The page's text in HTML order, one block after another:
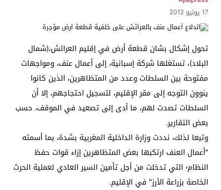
17 يونيو 2012
تحول إشكال بشان قطعة أرض في إقليم العرائش،(شمال
البلاد)، تستغلها شركة إسبانية، إلى أعمال عنف، ومواجهات
مفتوحة بين السلطات وعدد من المتظاهرين، الذين كانوا
ينوون التوجه إلى مقر الإقليم، لتسجيل احتجاجهم، إلا أن
السلطات تصدت لهم، ما أدى إلى تصعيد في الموقف، حسب
بعض التقارير.
وتبعا لذلك، نددت وزارة الداخلية المغربية بشدة، بما أسمته
"أعمال العنف ارتكبها بعض المتظاهرين إزاء قوات حفظ
النظام٬ التي تدخلت من أجل تأمين السير العادي لعملية الحرث
الخاصة بزراعة الأرز" في الإقليم.